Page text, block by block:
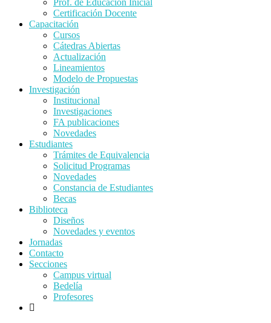
Certificación Docente
Capacitación
Cursos
Cátedras Abiertas
Actualización
Lineamientos
Modelo de Propuestas
Investigación
Institucional
Investigaciones
FA publicaciones
Novedades
Estudiantes
Trámites de Equivalencia
Solicitud Programas
Novedades
Constancia de Estudiantes
Becas
Biblioteca
Diseños
Novedades y eventos
Jornadas
Contacto
Secciones
Campus virtual
Bedelía
Profesores